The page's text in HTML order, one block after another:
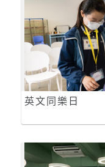
英文同樂日